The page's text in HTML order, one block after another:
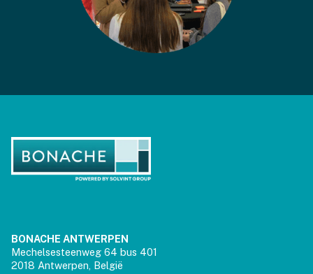
BONACHE ANTWERPEN
Mechelsesteenweg 64 bus 401
2018 Antwerpen, België